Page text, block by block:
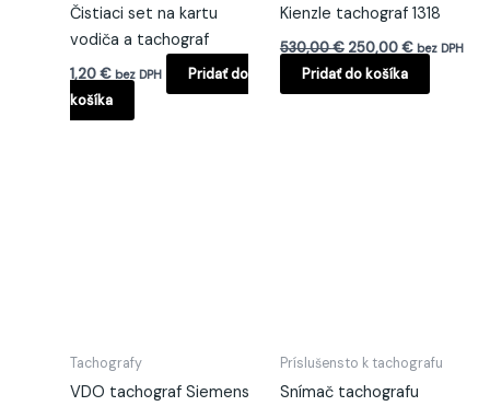
Čistiaci set na kartu
vodiča a tachograf
1,20€ bez DPH
Pridať do
košíka
Kienzle tachograf 1318
530,00€ 250,00€ bez DPH
Pridať do košíka
Tachografy
VDO tachograf Siemens
Príslušensto k tachografu
Snímač tachografu